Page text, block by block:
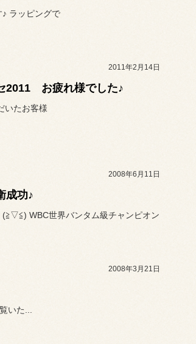
ラッピングで
2011年2月14日
2011 お疲れ様でした♪
いたお客様
2008年6月11日
成功♪
(≧▽≦) WBC世界バンタム級チャンピオン
2008年3月21日
いた...